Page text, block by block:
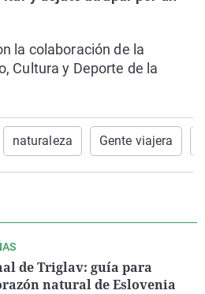
la colaboración de la
Cultura y Deporte de la
naturaleza Gente viajera
de Triglav: guía para
natural de Eslovenia